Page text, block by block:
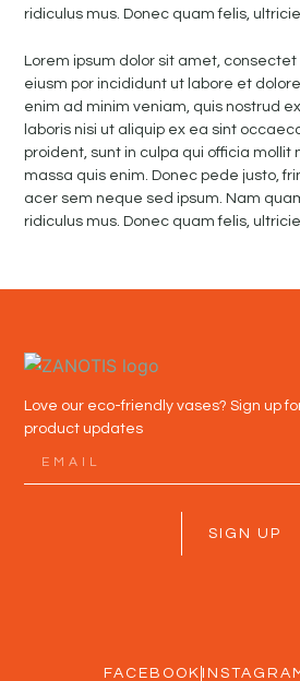
ridiculus mus. Donec quam felis,
Lorem ipsum dolor sit amet,
eiusm por incididunt ut labore et
enim ad minim veniam, quis nostrud
laboris nisi ut aliquip ex ea sint
proident, sunt in culpa qui officia
massa quis enim. Donec pede justo,
acer sem neque sed ipsum. Nam
ridiculus mus. Donec quam felis,
Love our eco-friendly vases? Sign up
product updates
SIGN UP
FACEBOOK